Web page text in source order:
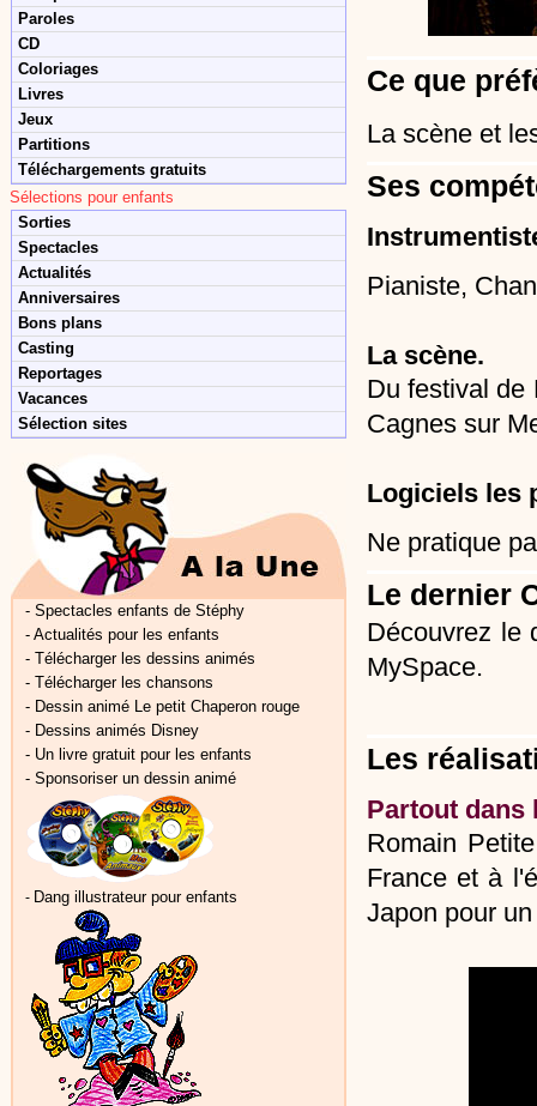
Paroles
CD
Coloriages
Livres
Jeux
Partitions
Téléchargements gratuits
Sélections pour enfants
Sorties
Spectacles
Actualités
Anniversaires
Bons plans
Casting
Reportages
Vacances
Sélection sites
- Spectacles enfants de Stéphy
- Actualités pour les enfants
- Télécharger les dessins animés
- Télécharger les chansons
- Dessin animé Le petit Chaperon rouge
- Dessins animés Disney
- Un livre gratuit pour les enfants
- Sponsoriser un dessin animé
- Dang illustrateur pour enfants
Ce que
La scène et
Ses
Pianiste,
La scène.
Du festival de
Cagnes sur
Logiciels les
Ne pratique
Le dernier
Découvrez le
MySpace.
Les
Partout dans
Romain
France et à
Japon pour